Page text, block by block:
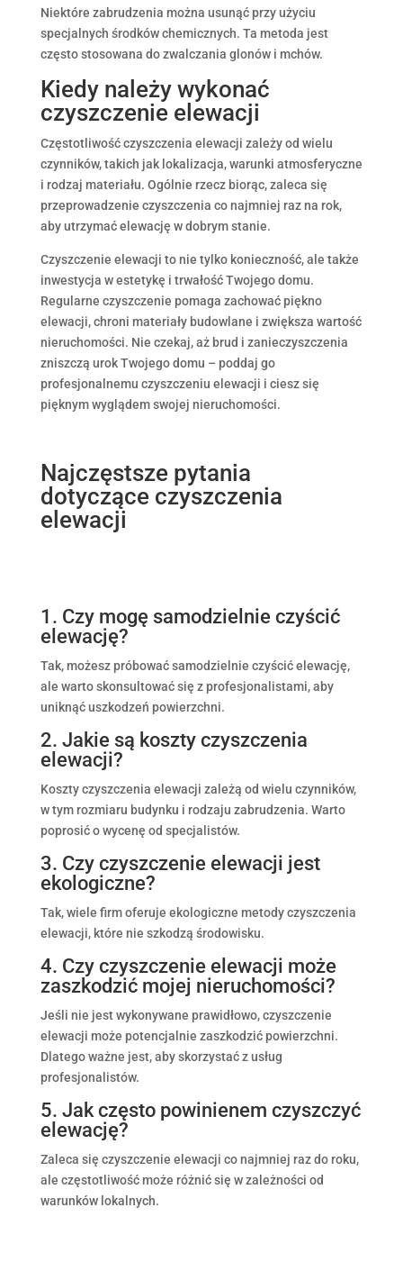
Niektóre zabrudzenia można usunąć przy użyciu
specjalnych środków chemicznych. Ta metoda jest
często stosowana do zwalczania glonów i mchów.
Kiedy należy wykonać
czyszczenie elewacji
Częstotliwość czyszczenia elewacji zależy od wielu
czynników, takich jak lokalizacja, warunki atmosferyczne
i rodzaj materiału. Ogólnie rzecz biorąc, zaleca się
przeprowadzenie czyszczenia co najmniej raz na rok,
aby utrzymać elewację w dobrym stanie.
Czyszczenie elewacji to nie tylko konieczność, ale także
inwestycja w estetykę i trwałość Twojego domu.
Regularne czyszczenie pomaga zachować piękno
elewacji, chroni materiały budowlane i zwiększa wartość
nieruchomości. Nie czekaj, aż brud i zanieczyszczenia
zniszczą urok Twojego domu – poddaj go
profesjonalnemu czyszczeniu elewacji i ciesz się
pięknym wyglądem swojej nieruchomości.
Najczęstsze pytania
dotyczące czyszczenia
elewacji
1. Czy mogę samodzielnie czyścić
elewację?
Tak, możesz próbować samodzielnie czyścić elewację,
ale warto skonsultować się z profesjonalistami, aby
uniknąć uszkodzeń powierzchni.
2. Jakie są koszty czyszczenia
elewacji?
Koszty czyszczenia elewacji zależą od wielu czynników,
w tym rozmiaru budynku i rodzaju zabrudzenia. Warto
poprosić o wycenę od specjalistów.
3. Czy czyszczenie elewacji jest
ekologiczne?
Tak, wiele firm oferuje ekologiczne metody czyszczenia
elewacji, które nie szkodzą środowisku.
4. Czy czyszczenie elewacji może
zaszkodzić mojej nieruchomości?
Jeśli nie jest wykonywane prawidłowo, czyszczenie
elewacji może potencjalnie zaszkodzić powierzchni.
Dlatego ważne jest, aby skorzystać z usług
profesjonalistów.
5. Jak często powinienem czyszczyć
elewację?
Zaleca się czyszczenie elewacji co najmniej raz do roku,
ale częstotliwość może różnić się w zależności od
warunków lokalnych.